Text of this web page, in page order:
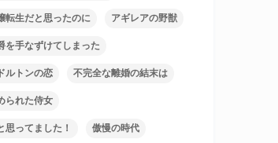
転生だと思ったのに アギレアの野獣
を手なずけてしまった
ルトンの恋 不完全な離婚の結末は
られた侍女
思ってました！ 傲慢の時代